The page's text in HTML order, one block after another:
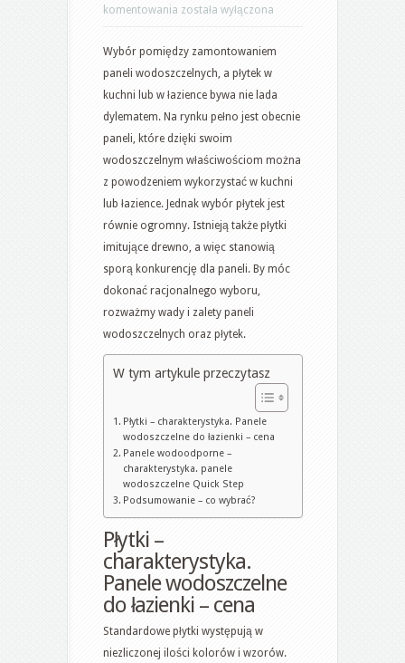
komentowania Panele
quick
step
do
łazienki
–
cena.
Do
łazienki
i
kuchni
–
panele
wodoodporne,
czy
płytki?
została wyłączona
Wybór pomiędzy zamontowaniem
paneli wodoszczelnych, a płytek w
kuchni lub w łazience bywa nie lada
dylematem. Na rynku pełno jest obecnie
paneli, które dzięki swoim
wodoszczelnym właściwościom można
z powodzeniem wykorzystać w kuchni
lub łazience. Jednak wybór płytek jest
równie ogromny. Istnieją także płytki
imitujące drewno, a więc stanowią
sporą konkurencję dla paneli. By móc
dokonać racjonalnego wyboru,
rozważmy wady i zalety paneli
wodoszczelnych oraz płytek.
W tym artykule przeczytasz
Płytki – charakterystyka. Panele
wodoszczelne do łazienki – cena
Panele wodoodporne –
charakterystyka. panele
wodoszczelne Quick Step
Podsumowanie – co wybrać?
Płytki –
charakterystyka.
Panele wodoszczelne
do łazienki – cena
Standardowe płytki występują w
niezliczonej ilości kolorów i wzorów.